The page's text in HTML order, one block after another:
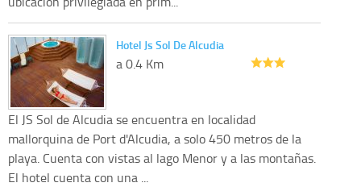
Hotel Js Sol De Alcudia
a 0.4 Km
El JS Sol de Alcudia se encuentra en localidad
mallorquina de Port d'Alcudia, a solo 450 metros de la
playa. Cuenta con vistas al lago Menor y a las montañas.
El hotel cuenta con una ...